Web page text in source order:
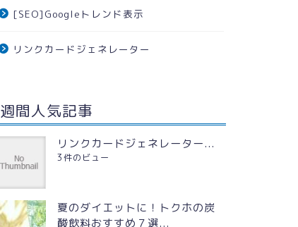
[SEO]Googleトレンド表示
リンクカードジェネレーター
週間人気記事
リンクカードジェネレーター...
3件のビュー
夏のダイエットに！トクホの炭
酸飲料おすすめ７選...